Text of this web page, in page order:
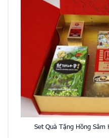
Set Quà Tặng Hồng Sâm